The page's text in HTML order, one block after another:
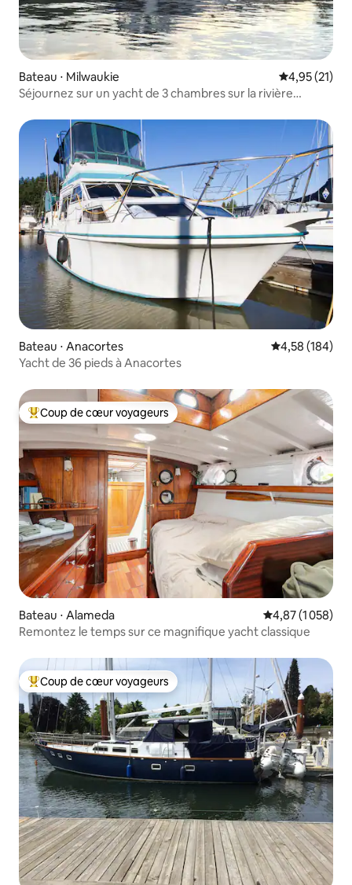
Bateau ⋅ Milwaukie Évaluation
4,95 (21)
Séjournez sur un yacht de 3 chambres sur la rivière
Bateau ⋅ Anacortes Évaluation
4,58 (184)
Yacht de 36 pieds à Anacortes
Coups de cœur voyageurs les plus appréciés
Coup de cœur voyageurs
Bateau ⋅ Alameda Évaluation
4,87 (1 058)
Remontez le temps sur ce magnifique yacht classique
Coups de cœur voyageurs les plus appréciés
Coup de cœur voyageurs